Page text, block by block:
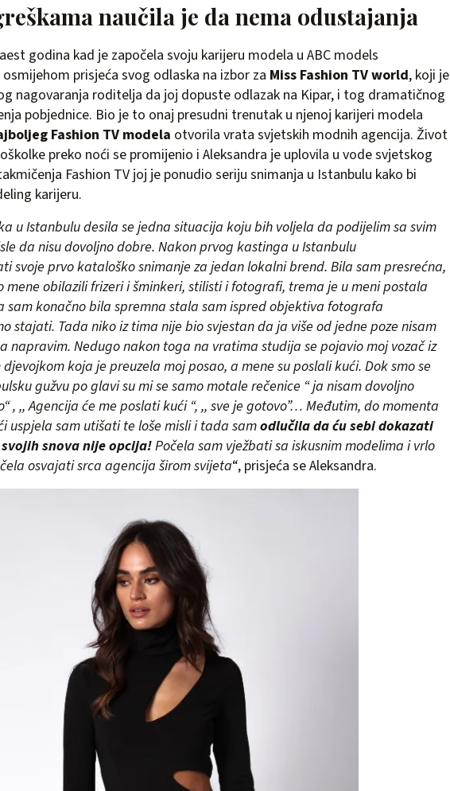
naučila je da nema odustajanja
godina kad je započela svoju karijeru modela u ABC models
osmijehom prisjeća svog odlaska na izbor za Miss Fashion TV world, koji je
nagovaranja roditelja da joj dopuste odlazak na Kipar, i tog dramatičnog
pobjednice. Bio je to onaj presudni trenutak u njenoj karijeri modela
Fashion TV modela otvorila vrata svjetskih modnih agencija. Život
preko noći se promijenio i Aleksandra je uplovila u vode svjetskog
Fashion TV joj je ponudio seriju snimanja u Istanbulu kako bi
karijeru.
u Istanbulu desila se jedna situacija koju bih voljela da podijelim sa svim
da nisu dovoljno dobre. Nakon prvog kastinga u Istanbulu
svoje prvo kataloško snimanje za jedan lokalni brend. Bila sam presrećna,
mene obilazili frizeri i šminkeri, stilisti i fotografi, trema je u meni postala
sam konačno bila spremna stala sam ispred objektiva fotografa
stajati. Tada niko iz tima nije bio svjestan da ja više od jedne poze nisam
napravim. Nedugo nakon toga na vratima studija se pojavio moj vozač iz
koja je preuzela moj posao, a mene su poslali kući. Dok smo se
gužvu po glavi su mi se samo motale rečenice “ ja nisam dovoljno
, ,, Agencija će me poslati kući “, ,, sve je gotovo”… Međutim, do momenta
uspjela sam utišati te loše misli i tada samodlučila da ću sebi dokazati
snova nije opcija!Počela sam vježbati sa iskusnim modelima i vrlo
osvajati srca agencija širom svijeta“, prisjeća se Aleksandra.